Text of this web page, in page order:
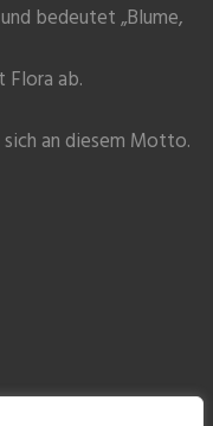
bedeutet „Blume,
Flora ab.
an diesem Motto.